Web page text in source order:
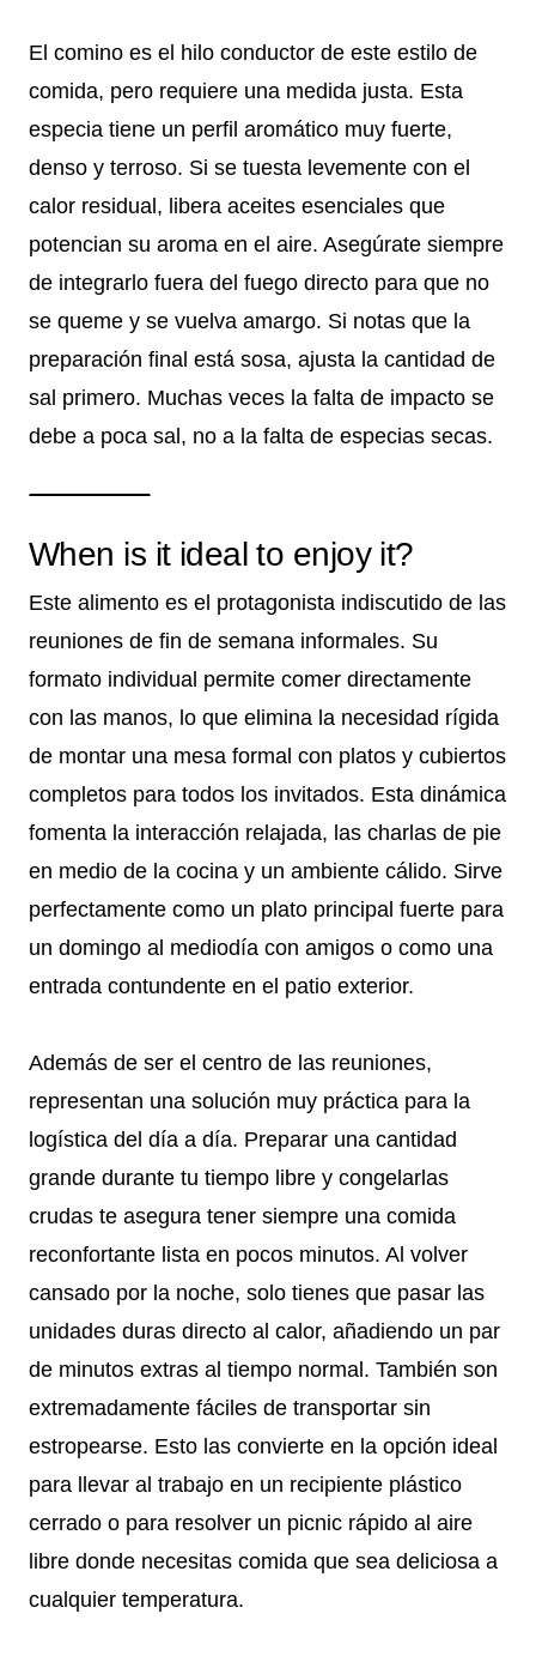
El comino es el hilo conductor de este estilo de
comida, pero requiere una medida justa. Esta
especia tiene un perfil aromático muy fuerte,
denso y terroso. Si se tuesta levemente con el
calor residual, libera aceites esenciales que
potencian su aroma en el aire. Asegúrate siempre
de integrarlo fuera del fuego directo para que no
se queme y se vuelva amargo. Si notas que la
preparación final está sosa, ajusta la cantidad de
sal primero. Muchas veces la falta de impacto se
debe a poca sal, no a la falta de especias secas.
When is it ideal to enjoy it?
Este alimento es el protagonista indiscutido de las
reuniones de fin de semana informales. Su
formato individual permite comer directamente
con las manos, lo que elimina la necesidad rígida
de montar una mesa formal con platos y cubiertos
completos para todos los invitados. Esta dinámica
fomenta la interacción relajada, las charlas de pie
en medio de la cocina y un ambiente cálido. Sirve
perfectamente como un plato principal fuerte para
un domingo al mediodía con amigos o como una
entrada contundente en el patio exterior.
Además de ser el centro de las reuniones,
representan una solución muy práctica para la
logística del día a día. Preparar una cantidad
grande durante tu tiempo libre y congelarlas
crudas te asegura tener siempre una comida
reconfortante lista en pocos minutos. Al volver
cansado por la noche, solo tienes que pasar las
unidades duras directo al calor, añadiendo un par
de minutos extras al tiempo normal. También son
extremadamente fáciles de transportar sin
estropearse. Esto las convierte en la opción ideal
para llevar al trabajo en un recipiente plástico
cerrado o para resolver un picnic rápido al aire
libre donde necesitas comida que sea deliciosa a
cualquier temperatura.